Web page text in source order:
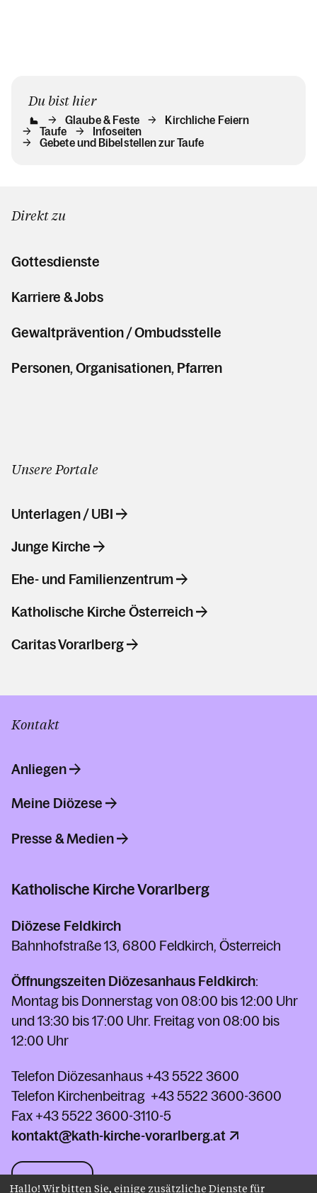
Du bist hier
Glaube & Feste
Kirchliche Feiern
Taufe
Infoseiten
Gebete und Bibelstellen zur Taufe
Direkt zu
Gottesdienste
Karriere & Jobs
Gewaltprävention / Ombudsstelle
Personen, Organisationen, Pfarren
Unsere Portale
Unterlagen / UBI
Junge Kirche
Ehe- und Familienzentrum
Katholische Kirche Österreich
Caritas Vorarlberg
Kontakt
Anliegen
Meine Diözese
Presse & Medien
Katholische Kirche Vorarlberg
Diözese Feldkirch
Bahnhofstraße 13, 6800 Feldkirch, Österreich
Öffnungszeiten Diözesanhaus Feldkirch:
Montag bis Donnerstag von 08:00 bis 12:00 Uhr
und 13:30 bis 17:00 Uhr. Freitag von 08:00 bis
12:00 Uhr
Telefon Diözesanhaus +43 5522 3600
Telefon Kirchenbeitrag +43 5522 3600-3600
Fax +43 5522 3600-3110-5
kontakt@kath-kirche-vorarlberg.at
Hallo! Wir bitten Sie, einige zusätzliche Dienste für